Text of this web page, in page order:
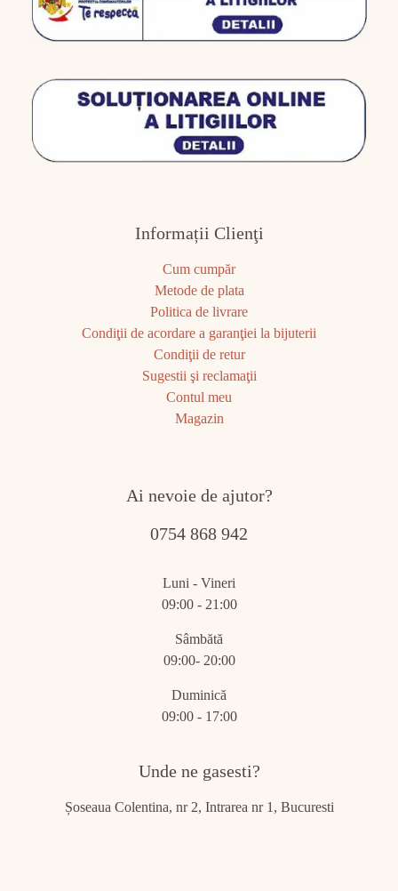
Informații Clienţi
Cum cumpăr
Metode de plata
Politica de livrare
Condiţii de acordare a garanţiei la bijuterii
Condiţii de retur
Sugestii şi reclamaţii
Contul meu
Magazin
Ai nevoie de ajutor?
0754 868 942
Luni - Vineri
09:00 - 21:00
Sâmbătă
09:00- 20:00
Duminică
09:00 - 17:00
Unde ne gasesti?
Șoseaua Colentina, nr 2, Intrarea nr 1, Bucuresti